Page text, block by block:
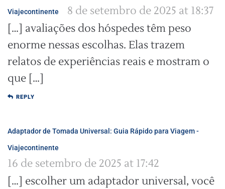
Viajecontinente
8 de setembro de 2025 at 18:37
[…] avaliações dos hóspedes têm peso
enorme nessas escolhas. Elas trazem
relatos de experiências reais e mostram o
que […]
REPLY
Adaptador de Tomada Universal: Guia Rápido para Viagem -
Viajecontinente
16 de setembro de 2025 at 17:42
[…] escolher um adaptador universal, você